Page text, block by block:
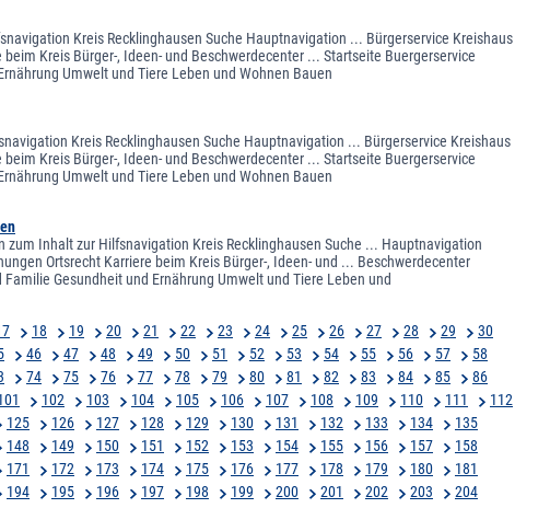
Kreis Recklinghausen Suche Hauptnavigation ... Bürgerservice Kreishaus
Kreis Bürger-, Ideen- und Beschwerdecenter ... Startseite Buergerservice
Umwelt und Tiere Leben und Wohnen Bauen
Kreis Recklinghausen Suche Hauptnavigation ... Bürgerservice Kreishaus
Kreis Bürger-, Ideen- und Beschwerdecenter ... Startseite Buergerservice
Umwelt und Tiere Leben und Wohnen Bauen
Inhalt zur Hilfsnavigation Kreis Recklinghausen Suche ... Hauptnavigation
Ortsrecht Karriere beim Kreis Bürger-, Ideen- und ... Beschwerdecenter
Gesundheit und Ernährung Umwelt und Tiere Leben und
18 19 20 21 22 23 24 25 26 27 28 29
30
46 47 48 49 50 51 52 53 54 55 56 57
58
74 75 76 77 78 79 80 81 82 83 84 85
86
102 103 104 105 106 107 108 109 110 111
112
125 126 127 128 129 130 131 132 133 134
135
148 149 150 151 152 153 154 155 156 157
158
171 172 173 174 175 176 177 178 179 180
181
194 195 196 197 198 199 200 201 202 203
204